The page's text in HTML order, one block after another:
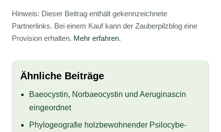
Hinweis: Dieser Beitrag enthält gekennzeichnete
Partnerlinks. Bei einem Kauf kann der Zauberpilzblog eine
Provision erhalten. Mehr erfahren.
Ähnliche Beiträge
Baeocystin, Norbaeocystin und Aeruginascin
eingeordnet
Phylogeografie holzbewohnender Psilocybe-